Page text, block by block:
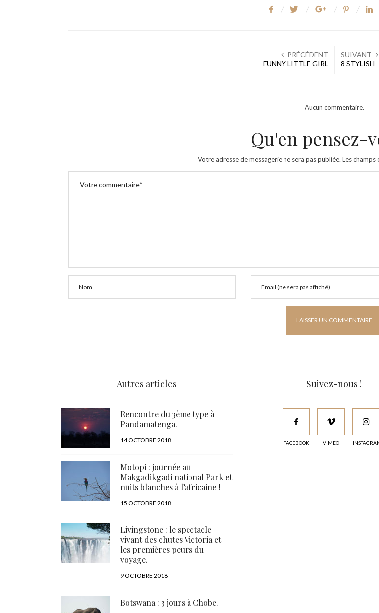
PRÉCÉDENT
FUNNY LITTLE GIRL
SUIVANT
8 STYLISH
Aucun commentaire.
Qu'en pensez-
Votre adresse de messagerie ne sera pas publiée. Les champs
Autres articles
Rencontre du 3ème type à
Pandamatenga.
PUBLIÉ
14 OCTOBRE 2018
Motopi : journée au
Makgadikgadi national Park et
nuits blanches à l’africaine !
PUBLIÉ
15 OCTOBRE 2018
Livingstone : le spectacle
vivant des chutes Victoria et
les premières peurs du
voyage.
PUBLIÉ
9 OCTOBRE 2018
Botswana : 3 jours à Chobe.
Suivez-nous !
FACEBOOK VIMEO